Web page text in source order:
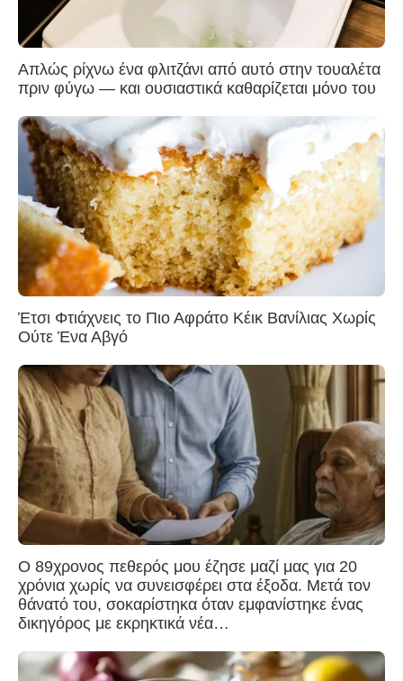
Απλώς ρίχνω ένα φλιτζάνι από αυτό στην τουαλέτα
πριν φύγω — και ουσιαστικά καθαρίζεται μόνο του
Έτσι Φτιάχνεις το Πιο Αφράτο Κέικ Βανίλιας Χωρίς
Ούτε Ένα Αβγό
Ο 89χρονος πεθερός μου έζησε μαζί μας για 20
χρόνια χωρίς να συνεισφέρει στα έξοδα. Μετά τον
θάνατό του, σοκαρίστηκα όταν εμφανίστηκε ένας
δικηγόρος με εκρηκτικά νέα…